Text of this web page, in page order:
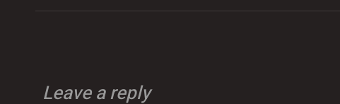
Leave a reply